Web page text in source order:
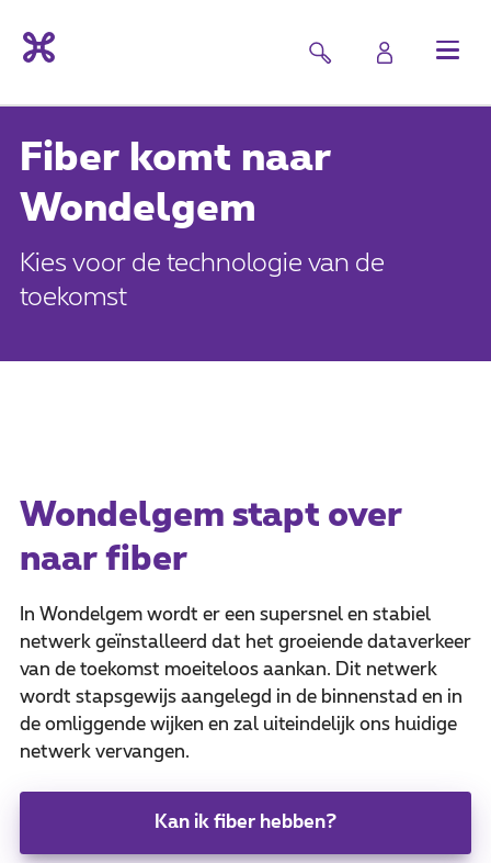
Fiber komt naar
Wondelgem
Kies voor de technologie van de
toekomst
Wondelgem stapt over
naar fiber
In Wondelgem wordt er een supersnel en stabiel
netwerk geïnstalleerd dat het groeiende dataverkeer
van de toekomst moeiteloos aankan. Dit netwerk
wordt stapsgewijs aangelegd in de binnenstad en in
de omliggende wijken en zal uiteindelijk ons huidige
netwerk vervangen.
Kan ik fiber hebben?